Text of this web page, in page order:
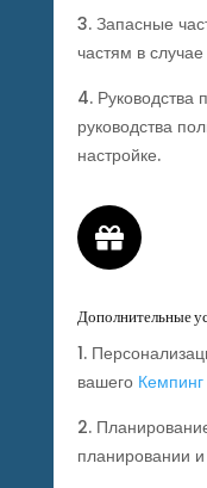
3. Запасные
частям в
4. Руководства
руководства
настройке.

Дополнительные
1.
вашего
2.
планировании